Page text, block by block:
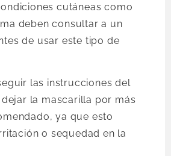
cutáneas como
deben consultar a un
de usar este tipo de
las instrucciones del
la mascarilla por más
ya que esto
o sequedad en la